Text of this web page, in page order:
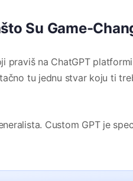
Su Game-
praviš na ChatGPT
tu jednu stvar koju ti
Custom GPT je